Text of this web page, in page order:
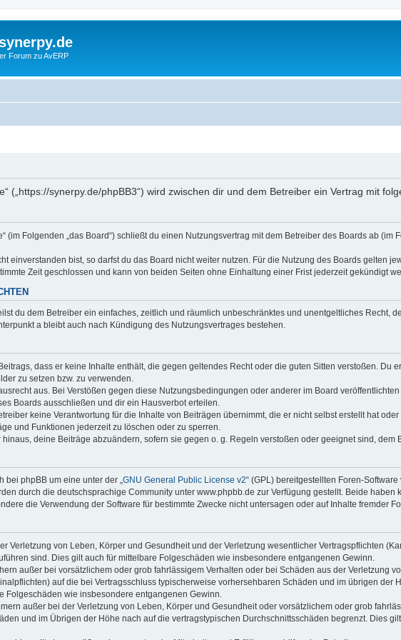
Forum zu AvERP
(„https://synerpy.de/phpBB3“) wird zwischen dir und dem Betreiber ein Vertrag mit
(im Folgenden „das Board“) schließt du einen Nutzungsvertrag mit dem Betreiber des Boards ab
einverstanden bist, so darfst du das Board nicht weiter nutzen. Für die Nutzung des Boards gelten
Zeit geschlossen und kann von beiden Seiten ohne Einhaltung einer Frist jederzeit gekündigt
du dem Betreiber ein einfaches, zeitlich und räumlich unbeschränktes und unentgeltliches Recht,
a bleibt auch nach Kündigung des Nutzungsvertrages bestehen.
dass er keine Inhalte enthält, die gegen geltendes Recht oder die guten Sitten verstoßen. Du
zu setzen bzw. zu verwenden.
aus. Bei Verstößen gegen diese Nutzungsbedingungen oder anderer im Board
Boards ausschließen und dir ein Hausverbot erteilen.
keine Verantwortung für die Inhalte von Beiträgen übernimmt, die er nicht selbst erstellt hat
und Funktionen jederzeit zu löschen oder zu sperren.
deine Beiträge abzuändern, sofern sie gegen o. g. Regeln verstoßen oder geeignet sind, dem
bei phpBB um eine unter der „GNU General Public License v2“ (GPL) bereitgestellten Foren-
durch die deutschsprachige Community unter www.phpbb.de zur Verfügung gestellt. Beide haben
die Verwendung der Software für bestimmte Zwecke nicht untersagen oder auf Inhalte fremder
Verletzung von Leben, Körper und Gesundheit und der Verletzung wesentlicher Vertragspflichten
sind. Dies gilt auch für mittelbare Folgeschäden wie insbesondere entgangenen Gewinn.
außer bei vorsätzlichem oder grob fahrlässigem Verhalten oder bei Schäden aus der Verletzung
auf die bei Vertragsschluss typischerweise vorhersehbaren Schäden und im übrigen der
Folgeschäden wie insbesondere entgangenen Gewinn.
außer bei der Verletzung von Leben, Körper und Gesundheit oder vorsätzlichem oder grob
und im Übrigen der Höhe nach auf die vertragstypischen Durchschnittsschäden begrenzt. Dies